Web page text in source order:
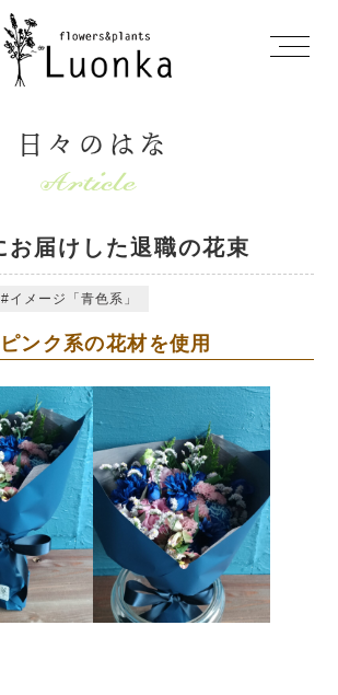
日々のはな
お届けした退職の花束
イメージ「青色系」
ンク系の花材を使用